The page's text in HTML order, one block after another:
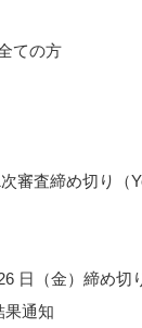
ての方
審査締め切り（
日（金）締め切
果通知